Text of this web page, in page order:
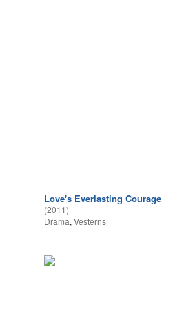
Love's Everlasting Courage
(2011)
Drāma, Vesterns